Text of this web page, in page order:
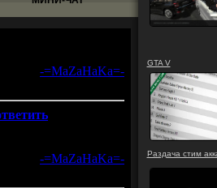
GTA V
Раздача стим